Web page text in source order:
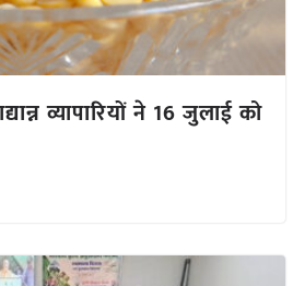
व्यापारियों ने 16 जुलाई को